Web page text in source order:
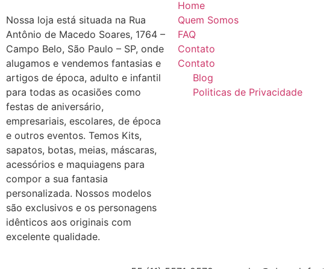
Nossa loja está situada na Rua
Antônio de Macedo Soares, 1764 –
Campo Belo, São Paulo – SP, onde
alugamos e vendemos fantasias e
artigos de época, adulto e infantil
para todas as ocasiões como
festas de aniversário,
empresariais, escolares, de época
e outros eventos. Temos Kits,
sapatos, botas, meias, máscaras,
acessórios e maquiagens para
compor a sua fantasia
personalizada. Nossos modelos
são exclusivos e os personagens
idênticos aos originais com
excelente qualidade.
Home
Quem Somos
FAQ
Contato
Contato
Blog
Politicas de Privacidade